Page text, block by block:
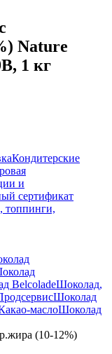
Nаture
1 кг
Кондитерские
и
сертификат
топпинги,
BelcoladeШоколад,
Шоколад
маслоШоколад
(10-12%)